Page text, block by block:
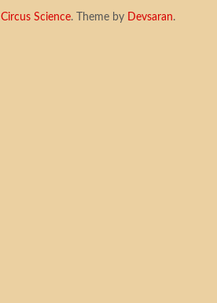
Circus Science. Theme by Devsaran.